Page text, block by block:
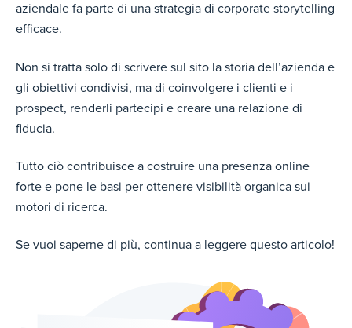
aziendale fa parte di una strategia di corporate storytelling
efficace.
Non si tratta solo di scrivere sul sito la storia dell’azienda e
gli obiettivi condivisi, ma di coinvolgere i clienti e i
prospect, renderli partecipi e creare una relazione di
fiducia.
Tutto ciò contribuisce a costruire una presenza online
forte e pone le basi per ottenere visibilità organica sui
motori di ricerca.
Se vuoi saperne di più, continua a leggere questo articolo!